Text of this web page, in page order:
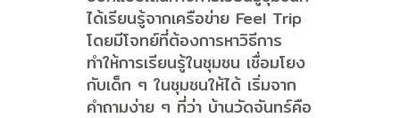
ได้เรียนรู้จากเครือข่าย Feel Trip
โดยมีโจทย์ที่ต้องการหาวิธีการ
ทำให้การเรียนรู้ในชุมชน เชื่อมโยง
กับเด็ก ๆ ในชุมชนให้ได้ เริ่มจาก
คำถามง่าย ๆ ที่ว่า บ้านวัดจันทร์คือ